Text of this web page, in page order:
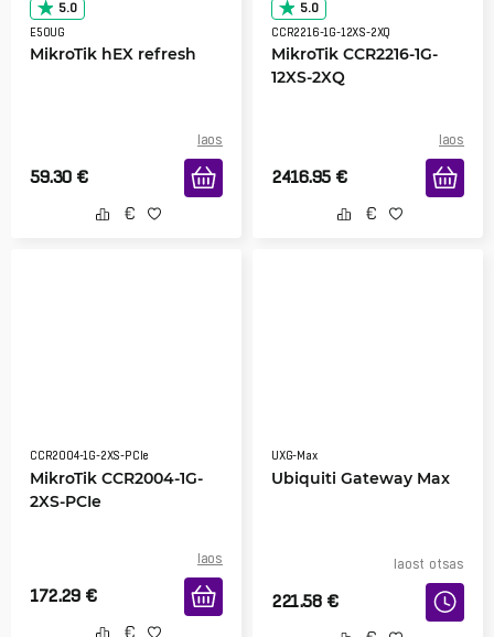
5.0
E50UG
MikroTik hEX refresh
laos
59.30 €
5.0
CCR2216-1G-12XS-2XQ
MikroTik CCR2216-1G-
12XS-2XQ
laos
2416.95 €
CCR2004-1G-2XS-PCIe
MikroTik CCR2004-1G-
2XS-PCIe
laos
172.29 €
UXG-Max
Ubiquiti Gateway Max
laost otsas
221.58 €